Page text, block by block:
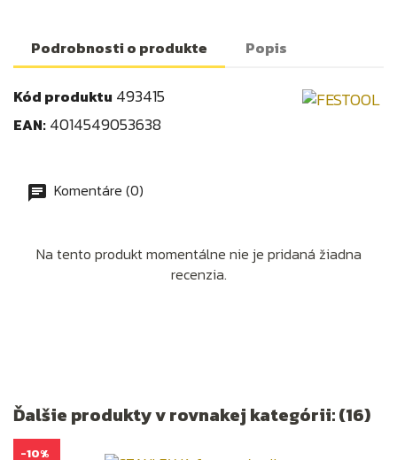
Podrobnosti o produkte Popis
Kód produktu 493415
EAN: 4014549053638
Komentáre (0)
Na tento produkt momentálne nie je pridaná žiadna
recenzia.
Ďalšie produkty v rovnakej kategórii: (16)
-10%